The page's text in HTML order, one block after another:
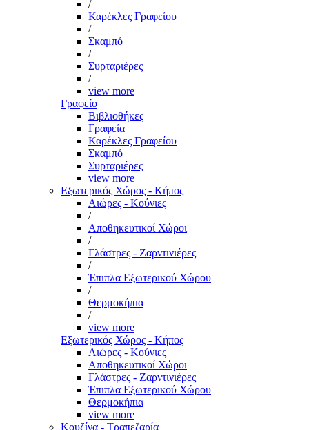
/
Καρέκλες Γραφείου
/
Σκαμπό
/
Συρταριέρες
/
view more
Γραφείο
Βιβλιοθήκες
Γραφεία
Καρέκλες Γραφείου
Σκαμπό
Συρταριέρες
view more
Εξωτερικός Χώρος - Κήπος
Αιώρες - Κούνιες
/
Αποθηκευτικοί Χώροι
/
Γλάστρες - Ζαρντινιέρες
/
Έπιπλα Εξωτερικού Χώρου
/
Θερμοκήπια
/
view more
Εξωτερικός Χώρος - Κήπος
Αιώρες - Κούνιες
Αποθηκευτικοί Χώροι
Γλάστρες - Ζαρντινιέρες
Έπιπλα Εξωτερικού Χώρου
Θερμοκήπια
view more
Κουζίνα - Τραπεζαρία